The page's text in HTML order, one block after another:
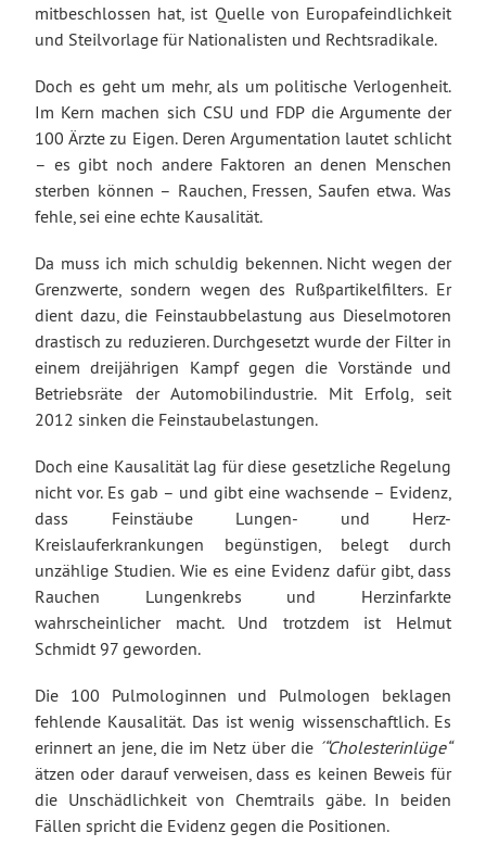
mitbeschlossen hat, ist Quelle von Europafeindlichkeit
und Steilvorlage für Nationalisten und Rechtsradikale.
Doch es geht um mehr, als um politische Verlogenheit.
Im Kern machen sich CSU und FDP die Argumente der
100 Ärzte zu Eigen. Deren Argumentation lautet schlicht
– es gibt noch andere Faktoren an denen Menschen
sterben können – Rauchen, Fressen, Saufen etwa. Was
fehle, sei eine echte Kausalität.
Da muss ich mich schuldig bekennen. Nicht wegen der
Grenzwerte, sondern wegen des Rußpartikelfilters. Er
dient dazu, die Feinstaubbelastung aus Dieselmotoren
drastisch zu reduzieren. Durchgesetzt wurde der Filter in
einem dreijährigen Kampf gegen die Vorstände und
Betriebsräte der Automobilindustrie. Mit Erfolg, seit
2012 sinken die Feinstaubelastungen.
Doch eine Kausalität lag für diese gesetzliche Regelung
nicht vor. Es gab – und gibt eine wachsende – Evidenz,
dass Feinstäube Lungen- und Herz-
Kreislauferkrankungen begünstigen, belegt durch
unzählige Studien. Wie es eine Evidenz dafür gibt, dass
Rauchen Lungenkrebs und Herzinfarkte
wahrscheinlicher macht. Und trotzdem ist Helmut
Schmidt 97 geworden.
Die 100 Pulmologinnen und Pulmologen beklagen
fehlende Kausalität. Das ist wenig wissenschaftlich. Es
erinnert an jene, die im Netz über die ´“Cholesterinlüge“
ätzen oder darauf verweisen, dass es keinen Beweis für
die Unschädlichkeit von Chemtrails gäbe. In beiden
Fällen spricht die Evidenz gegen die Positionen.